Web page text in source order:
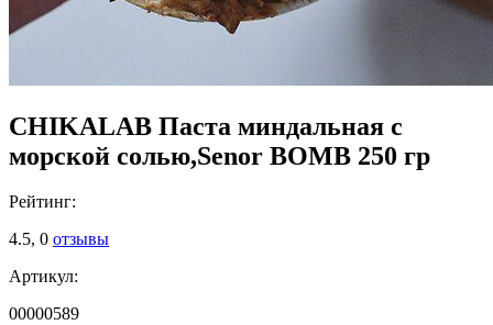
CHIKALAB Паста миндальная с
морской солью,Senor BOMB 250 гр
Рейтинг:
4.5, 0 отзывы
Артикул:
00000589